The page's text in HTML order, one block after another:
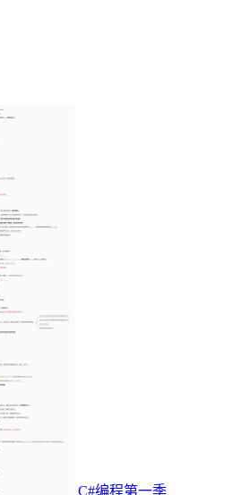
C#编程第一季